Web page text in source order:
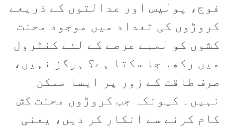
فوج، پولیس اور عدالتوں کے ذریعے
کروڑوں کی تعداد میں موجود محنت
کشوں کو لمبے عرصے کے لئے کنٹرول
میں رکھا جا سکتا ہے؟ ہرگز نہیں،
صرف طاقت کے زور پر ایسا ممکن
نہیں۔ کیونکہ جب کروڑوں محنت کش
کام کرنے سے انکار کر دیں، یعنی